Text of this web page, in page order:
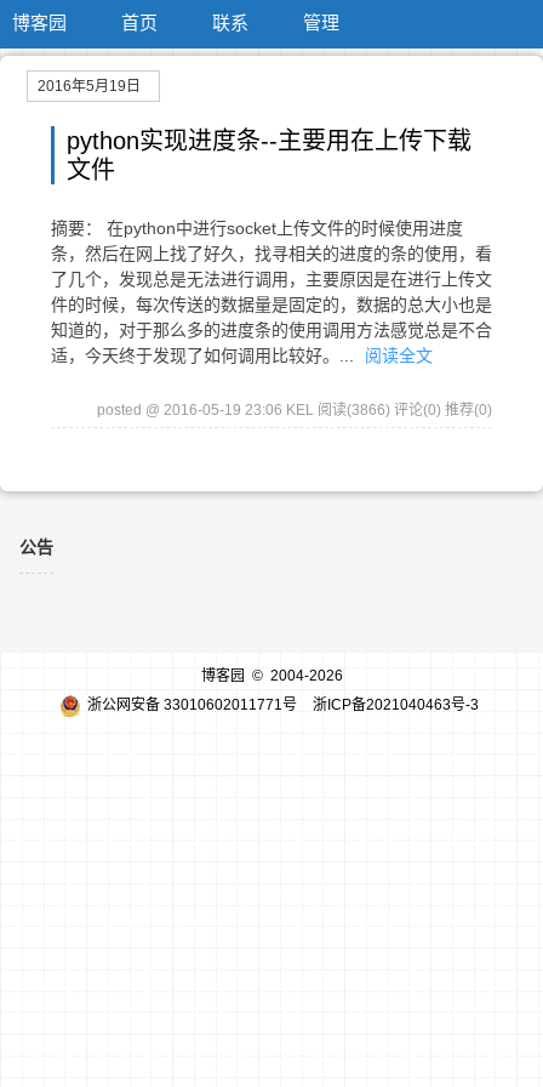
博客园 首页 联系 管理
2016年5月19日
python实现进度条--主要用在上传下载
文件
摘要： 在python中进行socket上传文件的时候使用进度
条，然后在网上找了好久，找寻相关的进度的条的使用，看
了几个，发现总是无法进行调用，主要原因是在进行上传文
件的时候，每次传送的数据量是固定的，数据的总大小也是
知道的，对于那么多的进度条的使用调用方法感觉总是不合
适，今天终于发现了如何调用比较好。...
阅读全文
posted @ 2016-05-19 23:06 KEL 阅读(3866) 评论(0) 推荐(0)
公告
博客园 © 2004-2026
浙公网安备 33010602011771号
浙ICP备2021040463号-3